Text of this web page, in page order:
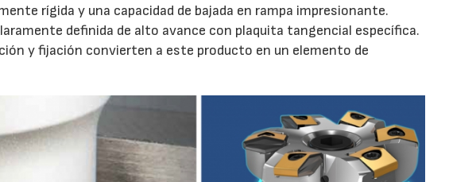
rígida y una capacidad de bajada en rampa impresionante.
definida de alto avance con plaquita tangencial específica.
y fijación convierten a este producto en un elemento de